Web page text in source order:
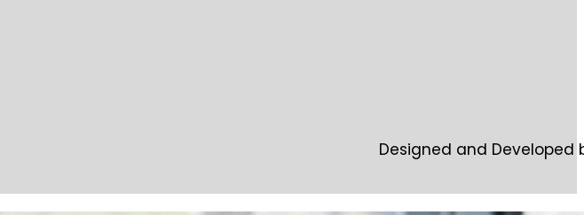
Designed and Developed